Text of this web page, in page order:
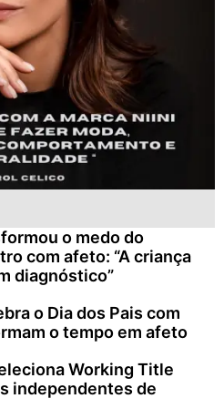
o medo do
com afeto: “A criança
diagnóstico”
o Dia dos Pais com
o tempo em afeto
Working Title
independentes de